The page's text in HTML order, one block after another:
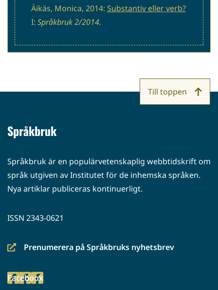
Äikäs, Monica, 2014: Substantiv eller verb?
I: Språkbruk 2/2014.
Språkbruk
Språkbruk är en populärvetenskaplig webbtidskrift om
språk utgiven av Institutet för de inhemska språken.
Nya artiklar publiceras kontinuerligt.
ISSN 2343-0621
Prenumerera på Språkbruks nyhetsbrev
(siirryt
palveluun)
Facebook
(siirryt
Till toppen